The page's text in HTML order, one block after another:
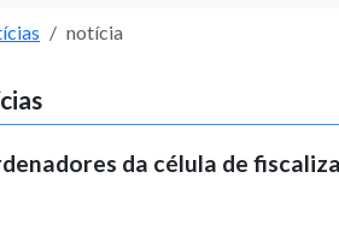
notícia
da célula de